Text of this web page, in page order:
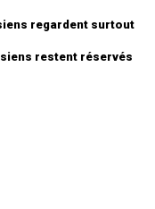
regardent surtout
restent réservés